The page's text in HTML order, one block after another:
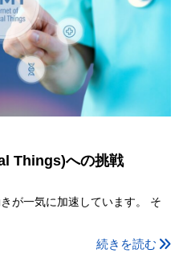
Things)への挑戦
が一気に加速しています。 そ
続きを読む